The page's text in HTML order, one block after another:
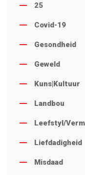
25
Covid-19
Gesondheid
Geweld
Kuns|Kultuur
Landbou
Leefstyl/
Liefdadigheid
Misdaad